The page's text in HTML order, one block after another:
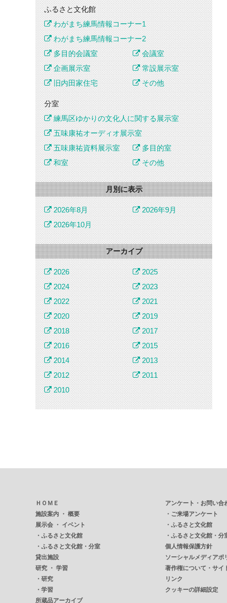
ふるさと文化館
わがまち練馬情報コーナー1
わがまち練馬情報コーナー2
多目的会議室
会議室
企画展示室
常設展示室
旧内田家住宅
その他
分室
練馬区ゆかりの文化人に関する展示室
五味康祐オーディオ展示室
五味康祐資料展示室
多目的室
和室
その他
月別に表示
2026年8月
2026年9月
2026年10月
アーカイブ
2026
2025
2024
2023
2022
2021
2020
2019
2018
2017
2016
2015
2014
2013
2012
2011
2010
ＨＯＭＥ
施設案内 ・ 概要
展示会 ・ イベント
・ ふるさと文化館
・ ふるさと文化館・分室
貸出施設
研究 ・ 学習
・ 研究
・ 学習
所蔵品アーカイブ
アンケート・お問い合
・ ご来場アンケート
・ ふるさと文化館
・ ふるさと文化館・分
個人情報保護方針
ソーシャルメディアポ
著作権について・サイ
リンク
クッキーの詳細設定